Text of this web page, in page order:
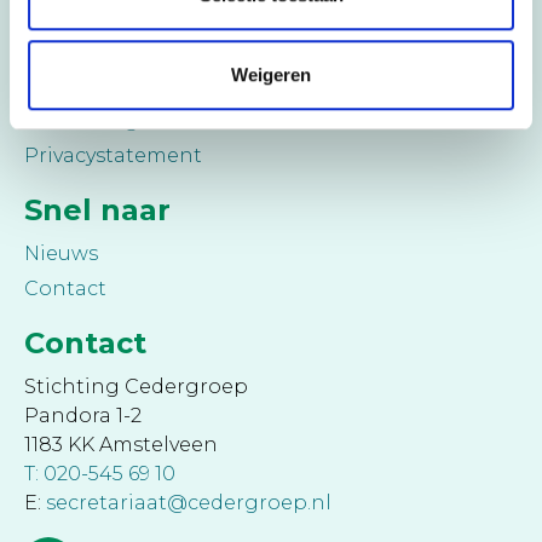
Weigeren
Cederbureau
Privacystatement
Snel naar
Nieuws
Contact
Contact
Stichting Cedergroep
Pandora 1-2
1183 KK Amstelveen
T: 020-545 69 10
E: secretariaat@cedergroep.nl